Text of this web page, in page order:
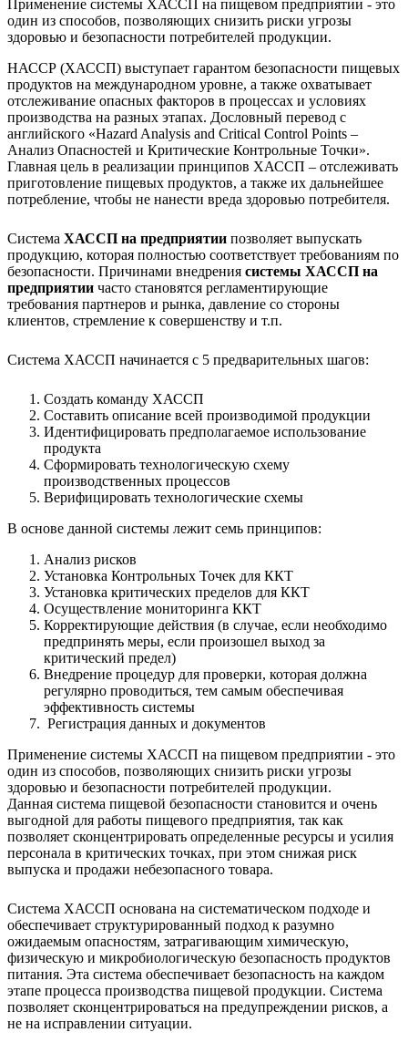
Применение системы ХАССП на пищевом предприятии - это
один из способов, позволяющих снизить риски угрозы
здоровью и безопасности потребителей продукции.
НАССР (ХАССП) выступает гарантом безопасности пищевых
продуктов на международном уровне, а также охватывает
отслеживание опасных факторов в процессах и условиях
производства на разных этапах. Дословный перевод с
английского «Hazard Analysis and Critical Control Points –
Анализ Опасностей и Критические Контрольные Точки».
Главная цель в реализации принципов ХАССП – отслеживать
приготовление пищевых продуктов, а также их дальнейшее
потребление, чтобы не нанести вреда здоровью потребителя.
Система ХАССП на предприятии позволяет выпускать
продукцию, которая полностью соответствует требованиям по
безопасности. Причинами внедрения системы ХАССП на
предприятии часто становятся регламентирующие
требования партнеров и рынка, давление со стороны
клиентов, стремление к совершенству и т.п.
Система ХАССП начинается с 5 предварительных шагов:
Создать команду ХАССП
Составить описание всей производимой продукции
Идентифицировать предполагаемое использование
продукта
Сформировать технологическую схему
производственных процессов
Верифицировать технологические схемы
В основе данной системы лежит семь принципов:
Анализ рисков
Установка Контрольных Точек для ККТ
Установка критических пределов для ККТ
Осуществление мониторинга ККТ
Корректирующие действия (в случае, если необходимо
предпринять меры, если произошел выход за
критический предел)
Внедрение процедур для проверки, которая должна
регулярно проводиться, тем самым обеспечивая
эффективность системы
Регистрация данных и документов
Применение системы ХАССП на пищевом предприятии - это
один из способов, позволяющих снизить риски угрозы
здоровью и безопасности потребителей продукции.
Данная система пищевой безопасности становится и очень
выгодной для работы пищевого предприятия, так как
позволяет сконцентрировать определенные ресурсы и усилия
персонала в критических точках, при этом снижая риск
выпуска и продажи небезопасного товара.
Система ХАССП основана на систематическом подходе и
обеспечивает структурированный подход к разумно
ожидаемым опасностям, затрагивающим химическую,
физическую и микробиологическую безопасность продуктов
питания. Эта система обеспечивает безопасность на каждом
этапе процесса производства пищевой продукции. Система
позволяет сконцентрироваться на предупреждении рисков, а
не на исправлении ситуации.